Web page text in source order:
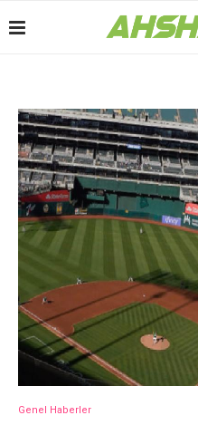
Genel Haberler